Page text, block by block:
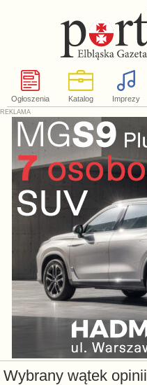
Ogłoszenia Katalog Imprezy
Wybrany wątek opinii